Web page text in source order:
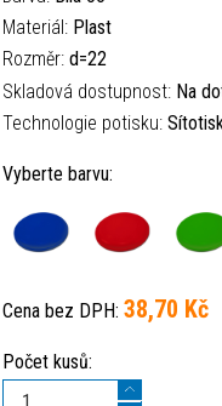
Materiál: Plast
Rozměr: d=22
Skladová dostupnost: Na
Technologie potisku:
Vyberte barvu:
Cena bez DPH: 38,70 Kč
Počet kusů: